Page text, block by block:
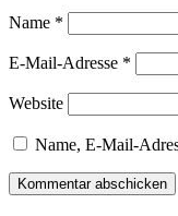
Name *
E-Mail-Adresse *
Website
Name, E-Mail-